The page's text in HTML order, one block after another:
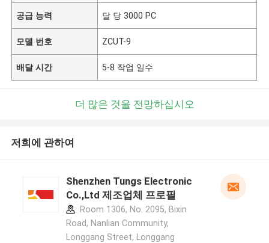
공급 능력 달 당 3000 PC
모델 번호 ZCUT-9
배달 시간 5-8 작업 일수
더 많은 것을 전망하십시오
저희에 관하여
Shenzhen Tungs Electronic
Co.,Ltd 제조업체 프로필
Room 1306, No. 2095, Bixin
Road, Nanlian Community,
Longgang Street, Longgang